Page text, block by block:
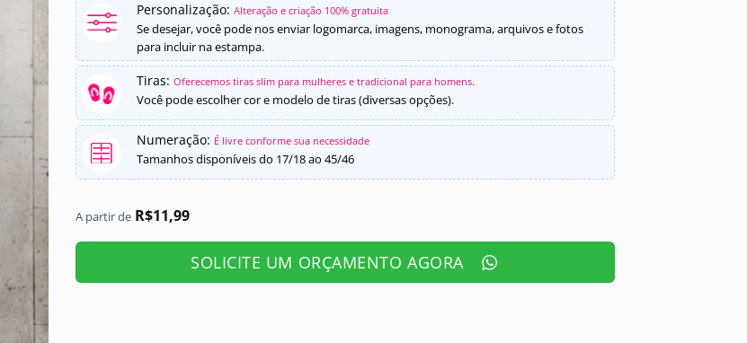
Personalização: Alteração e criação 100% gratuita
Se desejar, você pode nos enviar logomarca, imagens, monograma, arquivos e fotos
para incluir na estampa.
Tiras: Oferecemos tiras slim para mulheres e tradicional para homens.
Você pode escolher cor e modelo de tiras (diversas opções).
Numeração: É livre conforme sua necessidade
Tamanhos disponíveis do 17/18 ao 45/46
A partir de R$11,99
SOLICITE UM ORÇAMENTO AGORA